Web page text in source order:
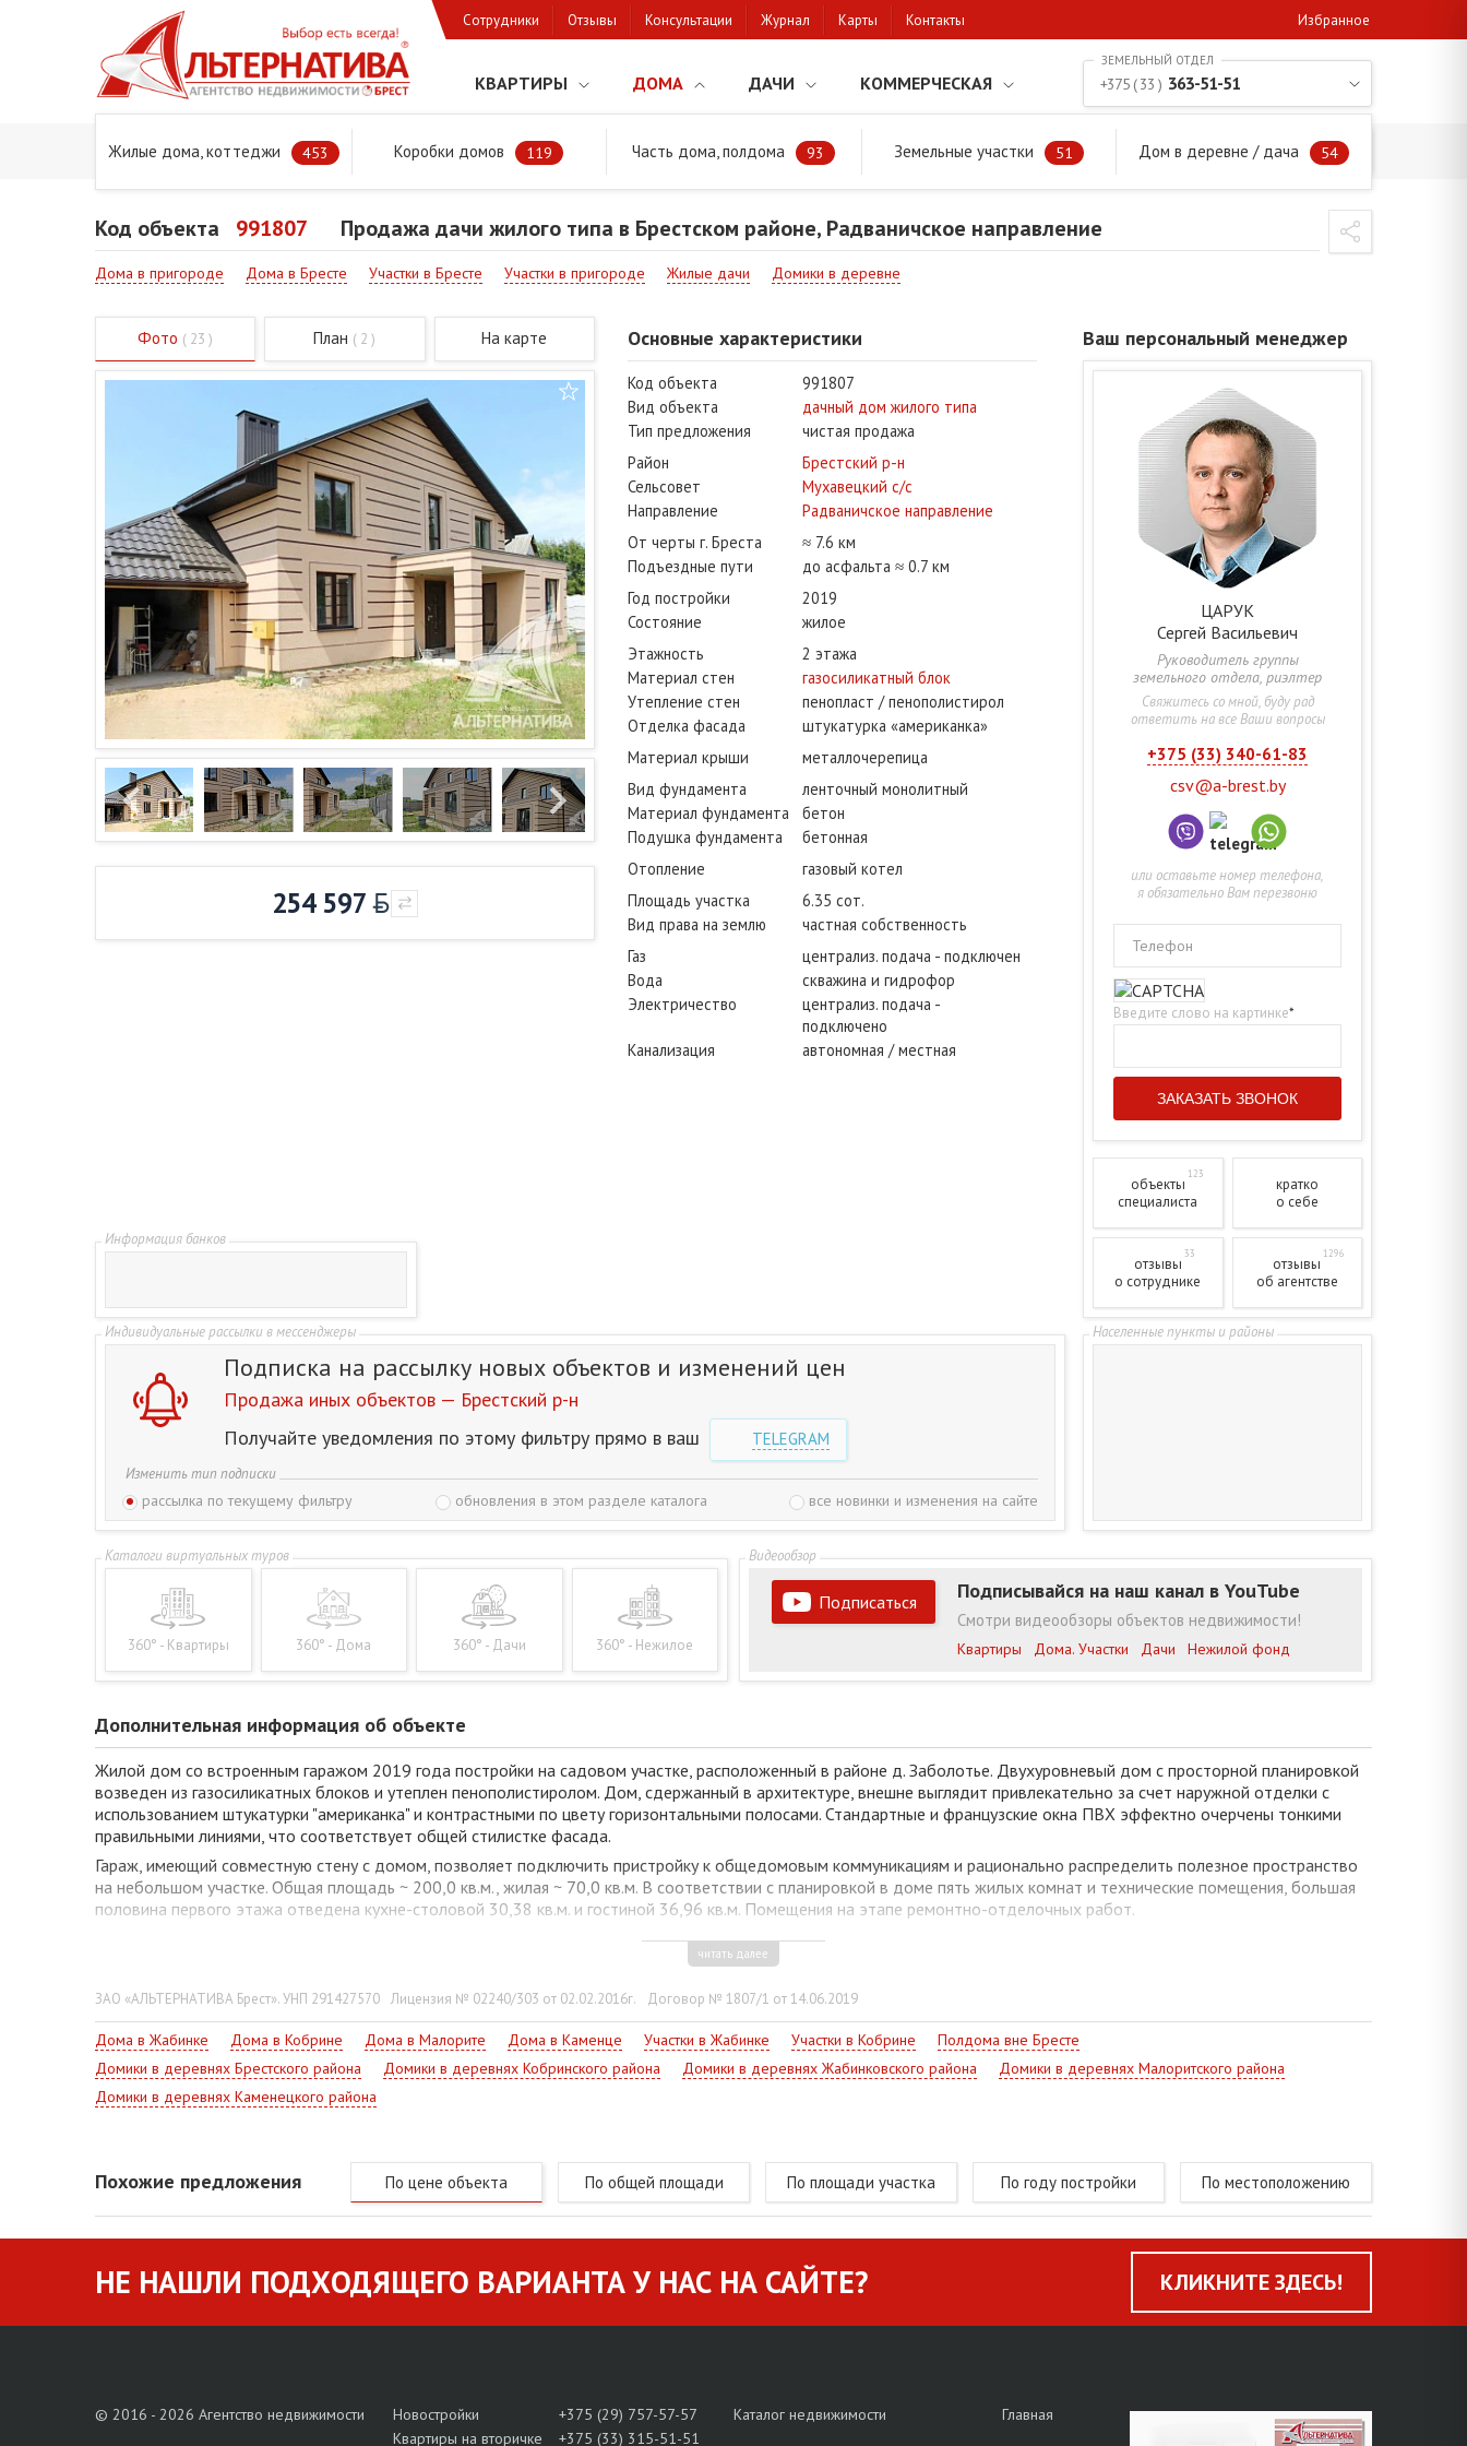
Сотрудники Отзывы Консультации Журнал Карты Контакты Избранное
КВАРТИРЫ ДОМА ДАЧИ КОММЕРЧЕСКАЯ
Жилые дома, коттеджи 453 Коробки домов 119 Часть дома, полдома 93 Земельные участки 51 Дом в деревне / дача 54
+375 ( 33 ) 363-51-51
Главная Предложения Дома в Бресте и Брестском районе Продажа дачи жилого типа в Брестском районе, Радваничское направление
Код объекта 991807 Продажа дачи жилого типа в Брестском районе, Радваничское направление
Дома в пригороде Дома в Бресте Участки в Бресте Участки в пригороде Жилые дачи Домики в деревне
Фото ( 23 ) План ( 2 ) На карте
254 597
Основные характеристики
Код объекта
991807
Вид объекта
дачный дом жилого типа
Тип предложения
чистая продажа
Район
Брестский р-н
Сельсовет
Мухавецкий с/с
Направление
Радваничское направление
От черты г. Бреста
≈ 7.6 км
Подъездные пути
до асфальта ≈ 0.7 км
Год постройки
2019
Состояние
жилое
Этажность
2 этажа
Материал стен
газосиликатный блок
Утепление стен
пенопласт / пенополистирол
Отделка фасада
штукатурка «американка»
Материал крыши
металлочерепица
Вид фундамента
ленточный монолитный
Материал фундамента
бетон
Подушка фундамента
бетонная
Отопление
газовый котел
Площадь участка
6.35 сот.
Вид права на землю
частная собственность
Газ
централиз. подача - подключен
Вода
скважина и гидрофор
Электричество
централиз. подача -
подключено
Канализация
автономная / местная
Ваш персональный менеджер
ЦАРУК
Сергей Васильевич
Руководитель группы
земельного отдела, риэлтер
Свяжитесь со мной, буду рад
ответить на все Ваши вопросы
+375 (33) 340-61-83
csv@a-brest.by
или оставьте номер телефона,
я обязательно Вам перезвоню
Телефон
Введите слово на картинке*
объекты
123
специалиста
кратко
о себе
отзывы
33
о сотруднике
отзывы
1296
об агентстве
Подписка на рассылку новых объектов и изменений цен
Продажа иных объектов — Брестский р-н
Получайте уведомления по этому фильтру прямо в ваш
TELEGRAM
Изменить тип подписки
рассылка по текущему фильтру обновления в этом разделе каталога все новинки и изменения на сайте
360° - Квартиры 360° - Дома 360° - Дачи 360° - Нежилое
Подписаться Подписывайся на наш канал в YouTube
Смотри видеообзоры объектов недвижимости!
Квартиры Дома. Участки Дачи Нежилой фонд
Дополнительная информация об объекте
Жилой дом со встроенным гаражом 2019 года постройки на садовом участке, расположенный в районе д. Заболотье. Двухуровневый дом с просторной планировкой
возведен из газосиликатных блоков и утеплен пенополистиролом. Дом, сдержанный в архитектуре, внешне выглядит привлекательно за счет наружной отделки с
использованием штукатурки "американка" и контрастными по цвету горизонтальными полосами. Стандартные и французские окна ПВХ эффектно очерчены тонкими
правильными линиями, что соответствует общей стилистке фасада.
Гараж, имеющий совместную стену с домом, позволяет подключить пристройку к общедомовым коммуникациям и рационально распределить полезное пространство
на небольшом участке. Общая площадь ~ 200,0 кв.м., жилая ~ 70,0 кв.м. В соответствии с планировкой в доме пять жилых комнат и технические помещения, большая
половина первого этажа отведена кухне-столовой 30,38 кв.м. и гостиной 36,96 кв.м. Помещения на этапе ремонтно-отделочных работ.
Коммуникации: электричество, газ (отопление - газовый котел), - централизованные; водоснабжение - скважина и гидрофор; канализация - автономная.
Земельный участок правильной формы 0,0635 га огорожен по периметру бетонным забором, территория подготовлена к дальнейшему благоустройству.
Садоводческое товарищество находится в окружении хвойного лесного массива, - обеспечены благоприятные климатические условия для отдыха и постоянного
читать далее
ЗАО «АЛЬТЕРНАТИВА Брест». УНП 291427570 Лицензия № 02240/303 от 02.02.2016г. Договор № 1807/1 от 14.06.2019
Дома в Жабинке Дома в Кобрине Дома в Малорите Дома в Каменце Участки в Жабинке Участки в Кобрине
Полдома вне Бресте
Домики в деревнях Брестского района
Домики в деревнях Кобринского района Домики в деревнях Жабинковского района
Домики в деревнях Малоритского района
Домики в деревнях Каменецкого района
Похожие предложения По цене объекта По общей площади По площади участка По году постройки По местоположению
НЕ НАШЛИ ПОДХОДЯЩЕГО ВАРИАНТА У НАС НА САЙТЕ? КЛИКНИТЕ ЗДЕСЬ!
© 2016 - 2026 Агентство недвижимости Новостройки
+375 (29) 757-57-57
Квартиры на вторичке
+375 (33) 315-51-51
Каталог недвижимости Главная